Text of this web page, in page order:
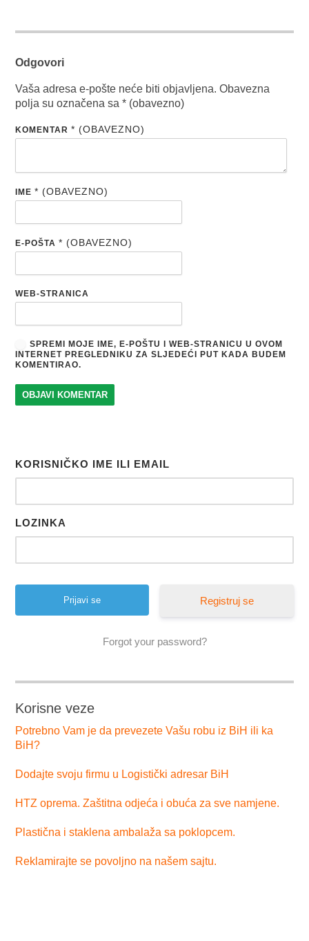
Odgovori
Vaša adresa e-pošte neće biti objavljena. Obavezna
polja su označena sa* (obavezno)
KOMENTAR* (OBAVEZNO)
IME* (OBAVEZNO)
E-POŠTA* (OBAVEZNO)
WEB-STRANICA
SPREMI MOJE IME, E-POŠTU I WEB-STRANICU U OVOM
INTERNET PREGLEDNIKU ZA SLJEDEĆI PUT KADA BUDEM
KOMENTIRAO.
KORISNIČKO IME ILI EMAIL
LOZINKA
Registruj se
Forgot your password?
Korisne veze
Potrebno Vam je da prevezete Vašu robu iz BiH ili ka
BiH?
Dodajte svoju firmu u Logistički adresar BiH
HTZ oprema. Zaštitna odjeća i obuća za sve namjene.
Plastična i staklena ambalaža sa poklopcem.
Reklamirajte se povoljno na našem sajtu.